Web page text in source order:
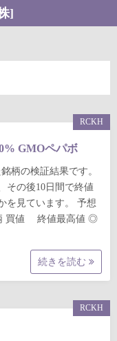
]
GMOペパボ
柄の検証結果です。
その後10日間で終値
を見ています。 予想
買値 終値最高値 ◎
続きを読む
RCKH
RCKH